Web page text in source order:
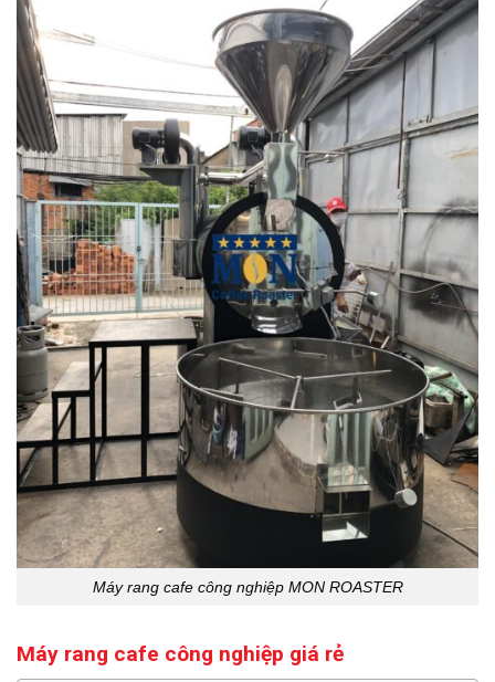
Máy rang cafe công nghiệp MON ROASTER
Máy rang cafe công nghiệp giá rẻ